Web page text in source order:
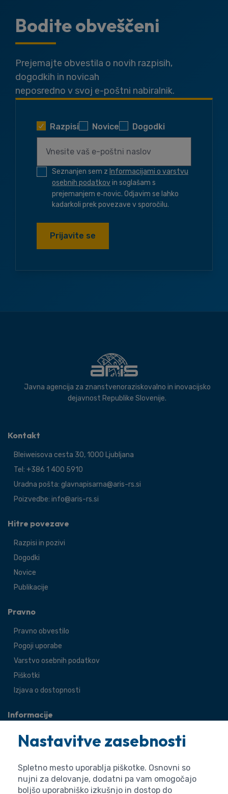
Bodite obveščeni
Prejemajte obvestila o novih razpisih,
dogodkih in novicah
neposredno v svoj e-poštni nabiralnik.
Razpisi Novice Dogodki
Seznanjen sem z Informacijami o varstvu
osebnih podatkovin soglašam s
prejemanjem e‑novic. Odjavim se lahko
kadarkoli prek povezave v sporočilu.
Prijavite se
Javna agencija za znanstvenoraziskovalno in inovacijsko
dejavnost Republike Slovenije.
Kontakt
Bleiweisova cesta 30, 1000 Ljubljana
Tel: +386 1 400 5910
Uradna pošta: glavnapisarna@aris-rs.si
Poizvedbe: info@aris-rs.si
Hitre povezave
Razpisi in pozivi
Dogodki
Novice
Publikacije
Pravno
Pravno obvestilo
Pogoji uporabe
Varstvo osebnih podatkov
Piškotki
Izjava o dostopnosti
Informacije
O agenciji
Splošne zadeve
Pravne zadeve
Nastavitve zasebnosti
Spletno mesto uporablja piškotke. Osnovni so
nujni za delovanje, dodatni pa vam omogočajo
boljšo uporabniško izkušnjo in dostop do